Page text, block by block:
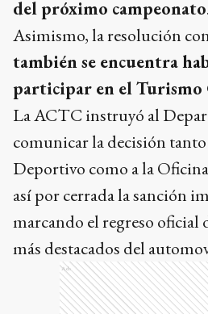
del próximo campeonato.
Asimismo, la resolución
también se encuentra
participar en el Turismo
La ACTC instruyó al
comunicar la decisión
Deportivo como a la
así por cerrada la sanción
marcando el regreso oficial
más destacados del
Ads